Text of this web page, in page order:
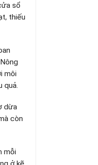
sổ
thiếu
môi
quả.
dừa
còn
mỗi